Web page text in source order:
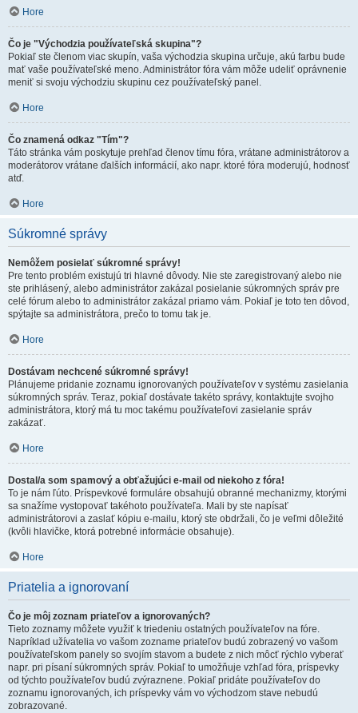
Hore
Čo je "Východzia používateľská skupina"?
Pokiaľ ste členom viac skupín, vaša východzia skupina určuje, akú farbu bude
mať vaše používateľské meno. Administrátor fóra vám môže udeliť oprávnenie
meniť si svoju východziu skupinu cez používateľský panel.
Hore
Čo znamená odkaz "Tím"?
Táto stránka vám poskytuje prehľad členov tímu fóra, vrátane administrátorov a
moderátorov vrátane ďalších informácií, ako napr. ktoré fóra moderujú, hodnosť
atď.
Hore
Súkromné správy
Nemôžem posielať súkromné správy!
Pre tento problém existujú tri hlavné dôvody. Nie ste zaregistrovaný alebo nie
ste prihlásený, alebo administrátor zakázal posielanie súkromných správ pre
celé fórum alebo to administrátor zakázal priamo vám. Pokiaľ je toto ten dôvod,
spýtajte sa administrátora, prečo to tomu tak je.
Hore
Dostávam nechcené súkromné správy!
Plánujeme pridanie zoznamu ignorovaných používateľov v systému zasielania
súkromných správ. Teraz, pokiaľ dostávate takéto správy, kontaktujte svojho
administrátora, ktorý má tu moc takému používateľovi zasielanie správ
zakázať.
Hore
Dostal/a som spamový a obťažujúci e-mail od niekoho z fóra!
To je nám ľúto. Príspevkové formuláre obsahujú obranné mechanizmy, ktorými
sa snažíme vystopovať takéhoto používateľa. Mali by ste napísať
administrátorovi a zaslať kópiu e-mailu, ktorý ste obdržali, čo je veľmi dôležité
(kvôli hlavičke, ktorá potrebné informácie obsahuje).
Hore
Priatelia a ignorovaní
Čo je môj zoznam priateľov a ignorovaných?
Tieto zoznamy môžete využiť k triedeniu ostatných používateľov na fóre.
Napríklad užívatelia vo vašom zozname priateľov budú zobrazený vo vašom
používateľskom panely so svojím stavom a budete z nich môcť rýchlo vyberať
napr. pri písaní súkromných správ. Pokiaľ to umožňuje vzhľad fóra, príspevky
od týchto používateľov budú zvýraznene. Pokiaľ pridáte používateľov do
zoznamu ignorovaných, ich príspevky vám vo východzom stave nebudú
zobrazované.